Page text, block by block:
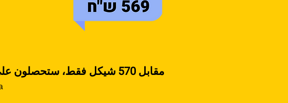
مقابل 570 شيكل فقط، ستحصلون على-